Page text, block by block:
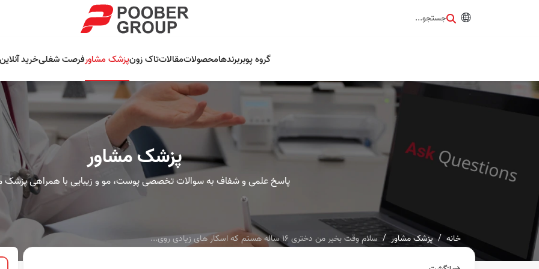
جستجو...
گروه پوبربرندهامحصولاتمقالاتتاک زونپزشک مشاورفرصت شغلیخرید
پزشک مشاور
پاسخ علمی و شفاف به سوالات تخصصی پوست، مو و زیبایی با همراهی پزشک
خانه پزشک مشاور سلام وقت بخیر من دختری ۱۶ ساله هستم که اسکار های زیادی روی...